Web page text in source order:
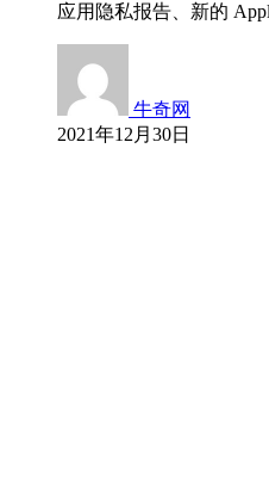
应用隐私报告、新的
牛奇网
2021年12月30日